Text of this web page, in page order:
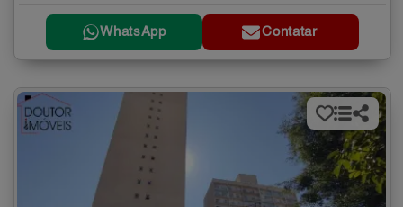
WhatsApp Contatar